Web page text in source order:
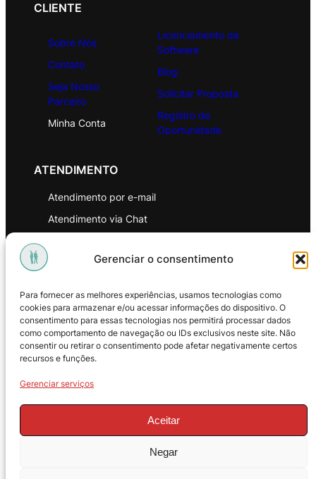
Gerenciar o consentimento
Para fornecer as melhores experiências, usamos tecnologias como
cookies para armazenar e/ou acessar informações do dispositivo. O
consentimento para essas tecnologias nos permitirá processar dados
como comportamento de navegação ou IDs exclusivos neste site. Não
consentir ou retirar o consentimento pode afetar negativamente certos
recursos e funções.
Gerenciar serviços
Aceitar
Negar
CLIENTE
Sobre Nós
Contato
Seja Nosso
Parceiro
Minha Conta
Licenciamento de
Software
Blog
Solicitar Proposta
Registro de
Oportunidade
ATENDIMENTO
Atendimento por e-mail
Atendimento via Chat
Política de Privacidade
Política de Troca e Devoluções
Política de Reembolso